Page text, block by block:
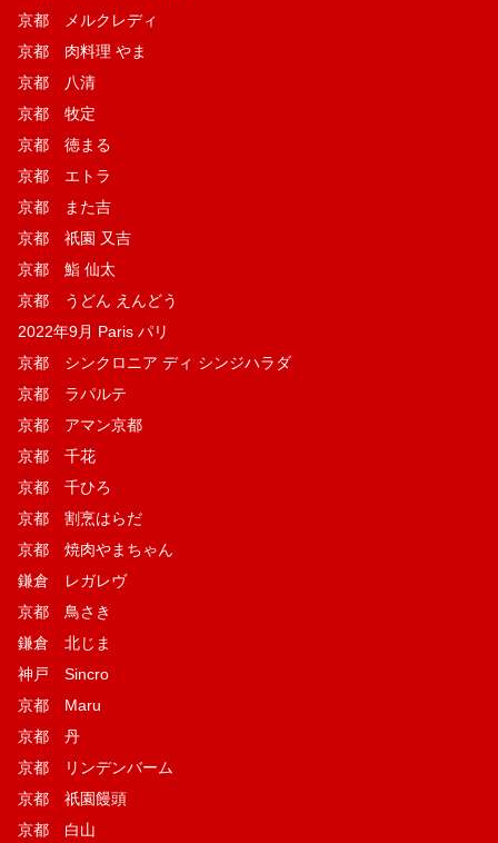
京都 メルクレディ
京都 肉料理 やま
京都 八清
京都 牧定
京都 徳まる
京都 エトラ
京都 また吉
京都 祇園 又吉
京都 鮨 仙太
京都 うどん えんどう
2022年9月 Paris パリ
京都 シンクロニア ディ シンジハラダ
京都 ラパルテ
京都 アマン京都
京都 千花
京都 千ひろ
京都 割烹はらだ
京都 焼肉やまちゃん
鎌倉 レガレヴ
京都 鳥さき
鎌倉 北じま
神戸 Sincro
京都 Maru
京都 丹
京都 リンデンバーム
京都 祇園饅頭
京都 白山